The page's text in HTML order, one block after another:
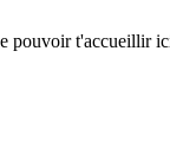
pouvoir t'accueillir